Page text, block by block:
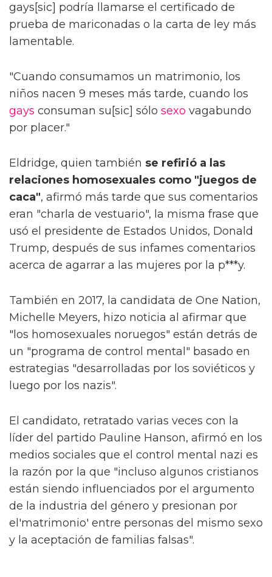
gays[sic] podría llamarse el certificado de
prueba de mariconadas o la carta de ley más
lamentable.
"Cuando consumamos un matrimonio, los
niños nacen 9 meses más tarde, cuando los
gays consuman su[sic] sólo sexo vagabundo
por placer."
Eldridge, quien también se refirió a las
relaciones homosexuales como "juegos de
caca", afirmó más tarde que sus comentarios
eran "charla de vestuario", la misma frase que
usó el presidente de Estados Unidos, Donald
Trump, después de sus infames comentarios
acerca de agarrar a las mujeres por la p***y.
También en 2017, la candidata de One Nation,
Michelle Meyers, hizo noticia al afirmar que
"los homosexuales noruegos" están detrás de
un "programa de control mental" basado en
estrategias "desarrolladas por los soviéticos y
luego por los nazis".
El candidato, retratado varias veces con la
líder del partido Pauline Hanson, afirmó en los
medios sociales que el control mental nazi es
la razón por la que "incluso algunos cristianos
están siendo influenciados por el argumento
de la industria del género y presionan por
el'matrimonio' entre personas del mismo sexo
y la aceptación de familias falsas".